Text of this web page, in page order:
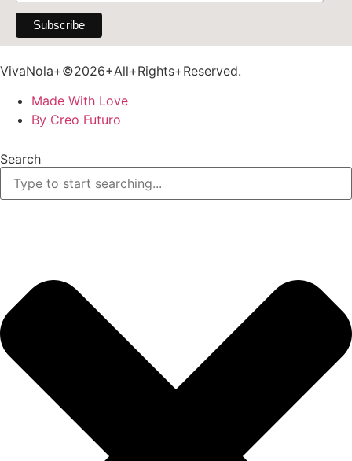
VivaNola+©2026+All+Rights+Reserved.
Made With Love
By Creo Futuro
Search